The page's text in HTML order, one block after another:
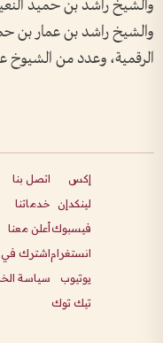
والشيخ راشد بن حميد
والشيخ راشد بن عمار بن
الرقمية، وعدد من الشيوخ
إكس
لينكدإن
فيسبوك
انستغرام
يوتيوب
تيك توك
اتصل بنا
خدماتنا
أعلن معنا
اشترك في
سياسة